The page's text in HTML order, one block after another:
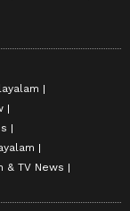
& TV News